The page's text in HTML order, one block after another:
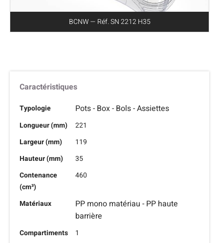
BCNW — Réf. SN 2212 H35
Caractéristiques
Typologie Pots - Box - Bols - Assiettes
Longueur (mm)
221
Largeur (mm)
119
Hauteur (mm)
35
Contenance
(cm³)
460
Matériaux
PP mono matériau - PP haute
barrière
Compartiments 1